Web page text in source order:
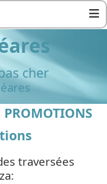
≡
cher
traversées